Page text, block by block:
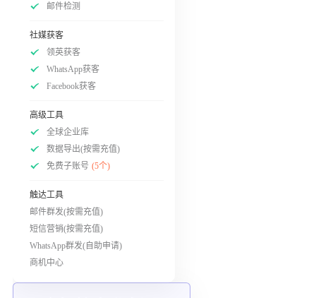
邮件检测
社媒获客
领英获客
WhatsApp获客
Facebook获客
高级工具
全球企业库
数据导出(按需充值)
免费子账号 (5个)
触达工具
邮件群发(按需充值)
短信营销(按需充值)
WhatsApp群发(自助申请)
商机中心